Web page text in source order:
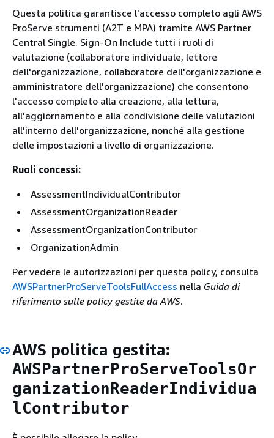
Questa politica garantisce l'accesso completo agli AWS
ProServe strumenti (A2T e MPA) tramite AWS Partner
Central Single. Sign-On Include tutti i ruoli di
valutazione (collaboratore individuale, lettore
dell'organizzazione, collaboratore dell'organizzazione e
amministratore dell'organizzazione) che consentono
l'accesso completo alla creazione, alla lettura,
all'aggiornamento e alla condivisione delle valutazioni
all'interno dell'organizzazione, nonché alla gestione
delle impostazioni a livello di organizzazione.
Ruoli concessi:
AssessmentIndividualContributor
AssessmentOrganizationReader
AssessmentOrganizationContributor
OrganizationAdmin
Per vedere le autorizzazioni per questa policy, consulta
AWSPartnerProServeToolsFullAccess nella Guida di
riferimento sulle policy gestite da AWS.
AWS politica gestita:
AWSPartnerProServeToolsOr
ganizationReaderIndividua
lContributor